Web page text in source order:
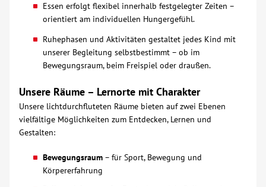
Essen erfolgt flexibel innerhalb festgelegter Zeiten –
orientiert am individuellen Hungergefühl.
Ruhephasen und Aktivitäten gestaltet jedes Kind mit
unserer Begleitung selbstbestimmt – ob im
Bewegungsraum, beim Freispiel oder draußen.
Unsere Räume – Lernorte mit Charakter
Unsere lichtdurchfluteten Räume bieten auf zwei Ebenen
vielfältige Möglichkeiten zum Entdecken, Lernen und
Gestalten:
Bewegungsraum – für Sport, Bewegung und
Körpererfahrung